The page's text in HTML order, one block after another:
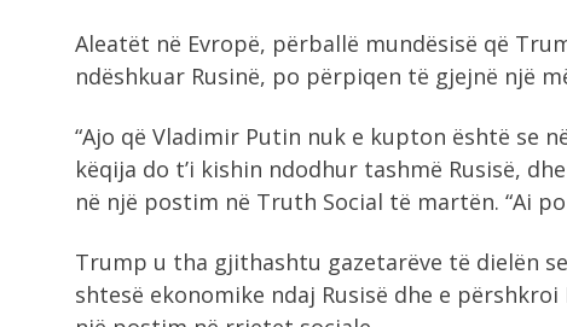
Aleatët në Evropë, përballë mundësisë që
ndëshkuar Rusinë, po përpiqen të gjejnë një
“Ajo që Vladimir Putin nuk e kupton është se
këqija do t’i kishin ndodhur tashmë Rusisë,
në një postim në Truth Social të martën. “Ai
Trump u tha gjithashtu gazetarëve të dielën
shtesë ekonomike ndaj Rusisë dhe e